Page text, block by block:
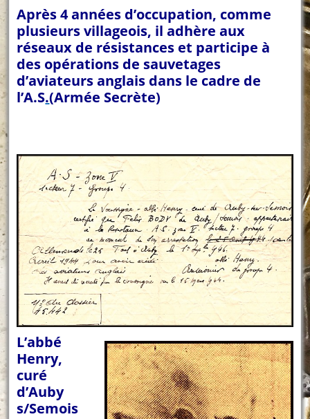
Après 4 années d’occupation, comme
plusieurs villageois, il adhère aux
réseaux de résistances et participe à
des opérations de sauvetages
d’aviateurs anglais dans le cadre de
l’A.S.(Armée Secrète)
L’abbé
Henry,
curé
d’Auby
s/Semois